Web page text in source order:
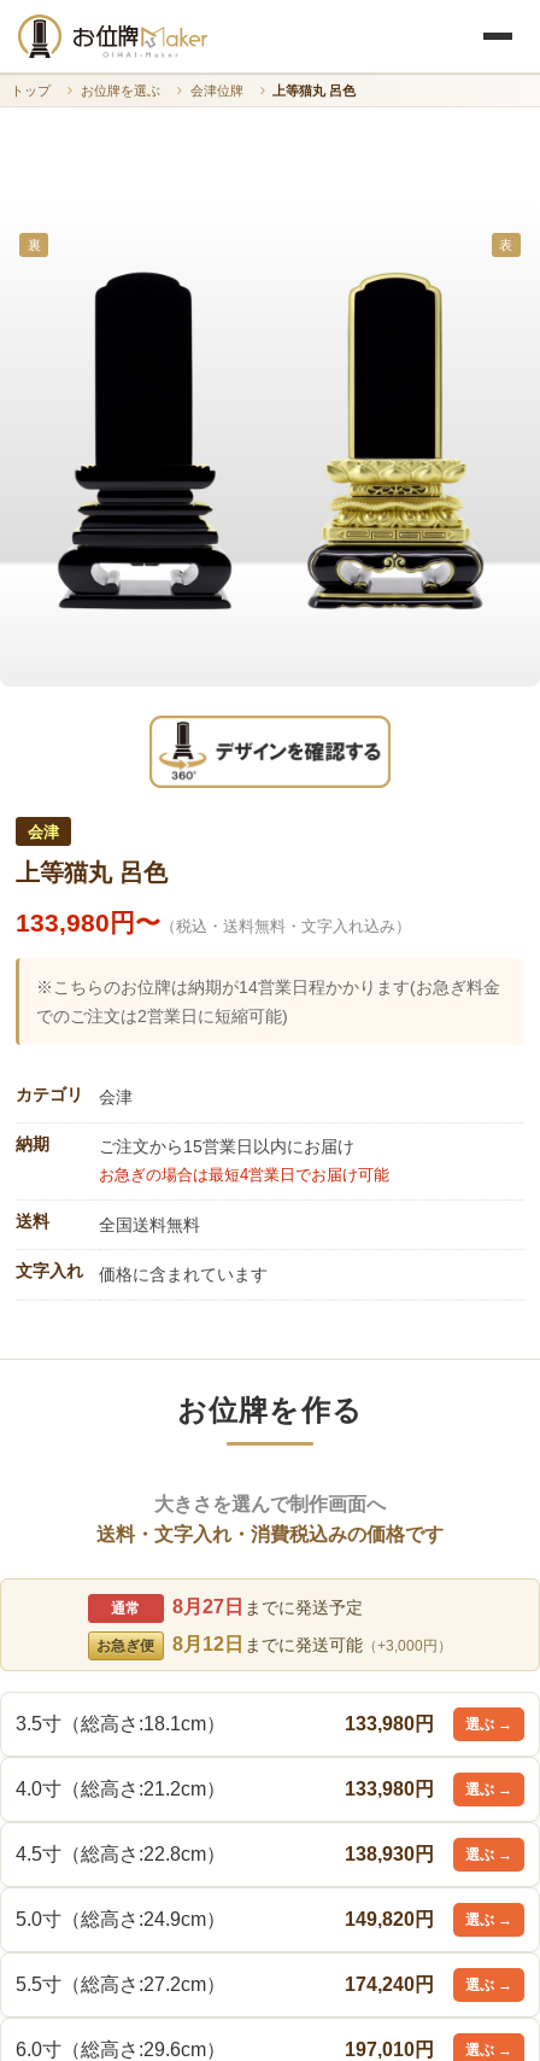
トップ お位牌を選ぶ 会津位牌 上等猫丸 呂色
裏 表
会津
上等猫丸 呂色
133,980円〜（税込・送料無料・文字入れ込み）
※こちらのお位牌は納期が14営業日程かかります(お急ぎ料金
でのご注文は2営業日に短縮可能)
カテゴリ 会津
納期 ご注文から15営業日以内にお届け
お急ぎの場合は最短4営業日でお届け可能
送料 全国送料無料
文字入れ 価格に含まれています
お位牌を作る
大きさを選んで制作画面へ
送料・文字入れ・消費税込みの価格です
通常 8月27日 までに発送予定
お急ぎ便 8月12日 までに発送可能 （+3,000円）
3.5寸（総高さ:18.1cm） 133,980円
4.0寸（総高さ:21.2cm） 133,980円
4.5寸（総高さ:22.8cm） 138,930円
5.0寸（総高さ:24.9cm） 149,820円
5.5寸（総高さ:27.2cm） 174,240円
6.0寸（総高さ:29.6cm） 197,010円